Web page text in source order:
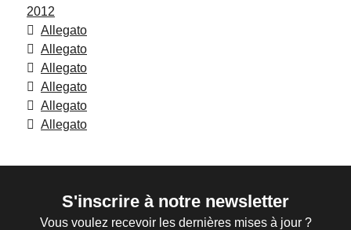
2012
Allegato
Allegato
Allegato
Allegato
Allegato
Allegato
S'inscrire à notre newsletter
Vous voulez recevoir les dernières mises à jour ?